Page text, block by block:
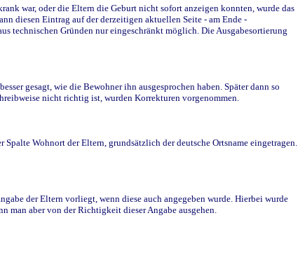
war, oder die Eltern die Geburt nicht sofort anzeigen konnten, wurde das
diesen Eintrag auf der derzeitigen aktuellen Seite - am Ende -
technischen Gründen nur eingeschränkt möglich. Die Ausgabesortierung
gesagt, wie die Bewohner ihn ausgesprochen haben. Später dann so
nicht richtig ist, wurden Korrekturen vorgenommen.
Wohnort der Eltern, grundsätzlich der deutsche Ortsname eingetragen.
der Eltern vorliegt, wenn diese auch angegeben wurde. Hierbei wurde
man aber von der Richtigkeit dieser Angabe ausgehen.